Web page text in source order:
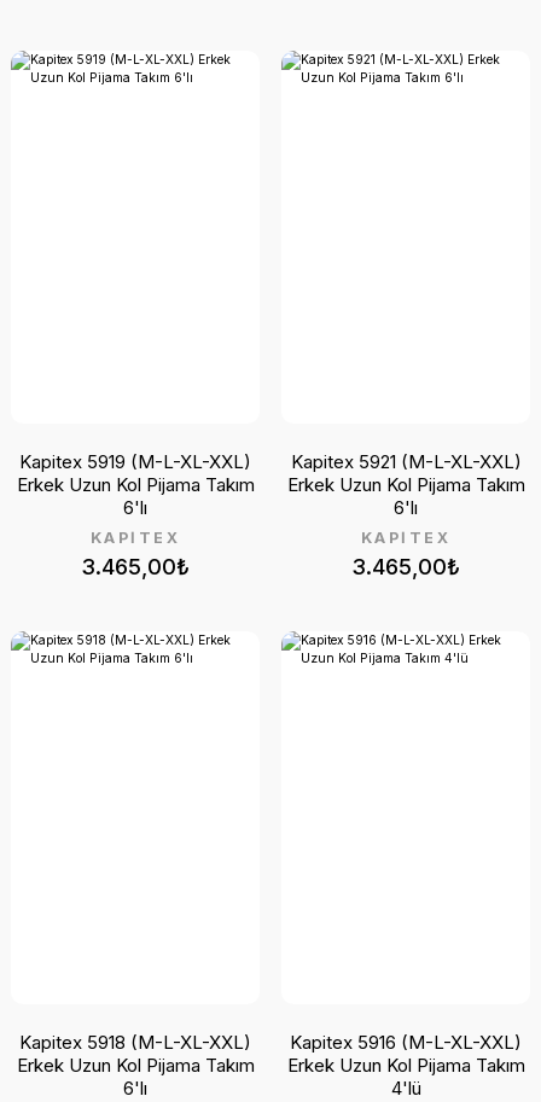
3.465,00₺
KAPİTEX
Kapitex 5919 (M-L-XL-XXL)
Erkek Uzun Kol Pijama Takım
6'lı
3.465,00₺
KAPİTEX
Kapitex 5921 (M-L-XL-XXL)
Erkek Uzun Kol Pijama Takım
6'lı
Kapitex 5918 (M-L-XL-XXL)
Erkek Uzun Kol Pijama Takım
6'lı
Kapitex 5916 (M-L-XL-XXL)
Erkek Uzun Kol Pijama Takım
4'lü